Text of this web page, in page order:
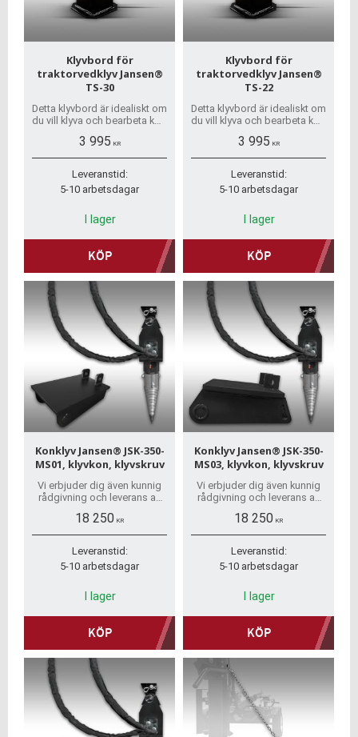
Klyvbord för
traktorvedklyv Jansen®
TS-30
Detta klyvbord är idealiskt om
du vill klyva och bearbeta kort
3 995 KR
Leveranstid:
5-10 arbetsdagar
I lager
KÖP
Klyvbord för
traktorvedklyv Jansen®
TS-22
Detta klyvbord är idealiskt om
du vill klyva och bearbeta kort
3 995 KR
Leveranstid:
5-10 arbetsdagar
I lager
KÖP
Konklyv Jansen® JSK-350-
MS01, klyvkon, klyvskruv
Vi erbjuder dig även kunnig
rådgivning och leverans av
alla delar i lager.
18 250 KR
Leveranstid:
5-10 arbetsdagar
I lager
KÖP
Konklyv Jansen® JSK-350-
MS03, klyvkon, klyvskruv
Vi erbjuder dig även kunnig
rådgivning och leverans av
alla delar i lager.
18 250 KR
Leveranstid:
5-10 arbetsdagar
I lager
KÖP